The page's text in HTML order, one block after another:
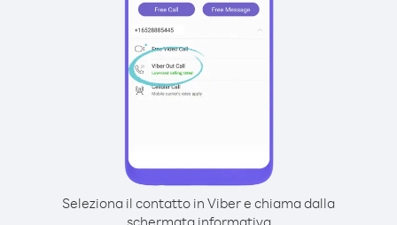
Seleziona il contatto in Viber e chiama dalla
schermata informativa